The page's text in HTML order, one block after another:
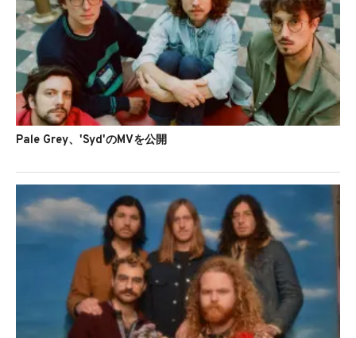
Pale Grey、'Syd'のMVを公開